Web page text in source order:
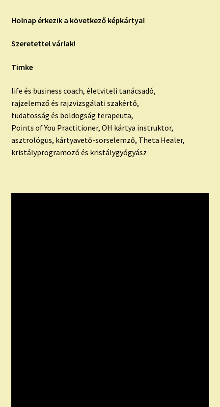
Holnap érkezik a következő képkártya!
Szeretettel várlak!
Timke
life és business coach, életviteli tanácsadó,
rajzelemző és rajzvizsgálati szakértő,
tudatosság és boldogság terapeuta,
Points of You Practitioner, OH kártya instruktor,
asztrológus, kártyavető-sorselemző, Theta Healer,
kristályprogramozó és kristálygyógyász